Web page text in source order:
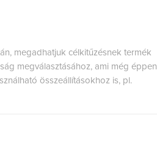
megadhatjuk célkitűzésnek termék
megválasztásához, ami még éppen
összeállításokhoz is, pl.